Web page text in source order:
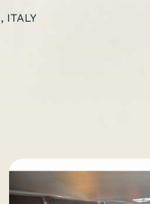
, ITALY